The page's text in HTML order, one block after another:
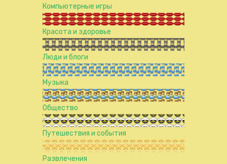
Компьютерные игры
Красота и здоровье
Люди и блоги
Музыка
Общество
Путешествия и события
Развлечения